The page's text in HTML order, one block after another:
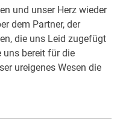
und unser Herz wieder
dem Partner, der
die uns Leid zugefügt
uns bereit für die
ureigenes Wesen die